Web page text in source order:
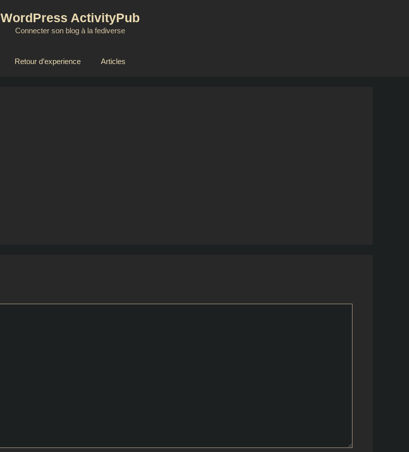
WordPress ActivityPub
Connecter son blog à la fediverse
Retour d’experience Articles